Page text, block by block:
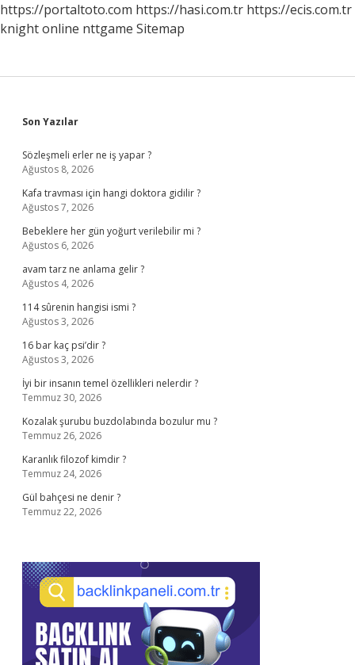
https://portaltoto.com https://hasi.com.tr https://ecis.com.tr
knight online nttgame Sitemap
Sidebar
Son Yazılar
Sözleşmeli erler ne iş yapar ?
Ağustos 8, 2026
Kafa travması için hangi doktora gidilir ?
Ağustos 7, 2026
Bebeklere her gün yoğurt verilebilir mi ?
Ağustos 6, 2026
avam tarz ne anlama gelir ?
Ağustos 4, 2026
114 sûrenin hangisi ismi ?
Ağustos 3, 2026
16 bar kaç psi’dir ?
Ağustos 3, 2026
İyi bir insanın temel özellikleri nelerdir ?
Temmuz 30, 2026
Kozalak şurubu buzdolabında bozulur mu ?
Temmuz 26, 2026
Karanlık filozof kimdir ?
Temmuz 24, 2026
Gül bahçesi ne denir ?
Temmuz 22, 2026